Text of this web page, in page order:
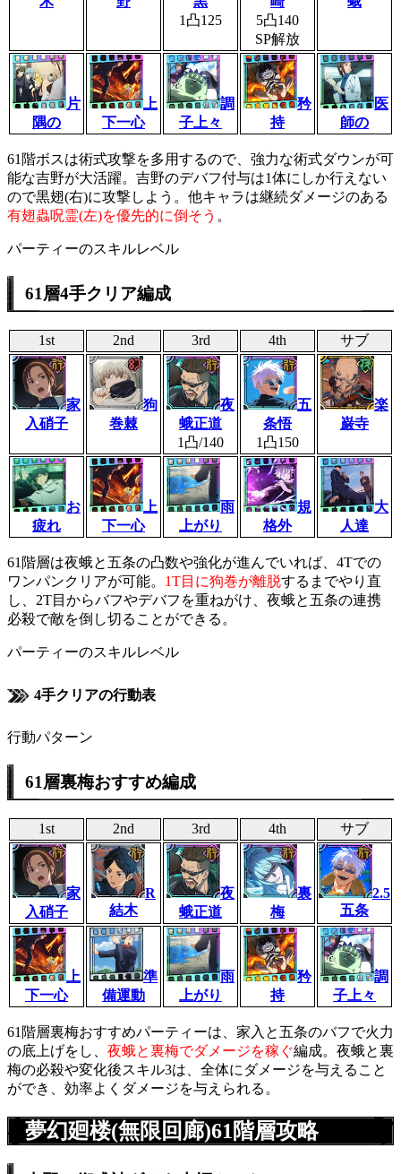
1凸125
5凸140
SP解放
片
隅の
上
下一心
調
子上々
矜
持
医
師の
61階ボスは術式攻撃を多用するので、強力な術式ダウンが可
能な吉野が大活躍。吉野のデバフ付与は1体にしか行えない
ので黒翅(右)に攻撃しよう。他キャラは継続ダメージのある
有翅蟲呪霊(左)を優先的に倒そう 。
パーティーのスキルレベル
61層4手クリア編成
1st 2nd 3rd 4th サブ
家
入硝子
狗
巻棘
夜
蛾正道
1凸/140
五
条悟
1凸150
楽
巌寺
お
疲れ
上
下一心
雨
上がり
規
格外
大
人達
61階層は夜蛾と五条の凸数や強化が進んでいれば、4Tでの
ワンパンクリアが可能。 1T目に狗巻が離脱するまでやり直
し、2T目からバフやデバフを重ねがけ、夜蛾と五条の連携
必殺で敵を倒し切ることができる。
パーティーのスキルレベル
4手クリアの行動表
行動パターン
61層裏梅おすすめ編成
1st 2nd 3rd 4th サブ
家
入硝子
R
結木
夜
蛾正道
裏
梅
2.5
五条
上
下一心
準
備運動
雨
上がり
矜
持
調
子上々
61階層裏梅おすすめパーティーは、家入と五条のバフで火力
の底上げをし、 夜蛾と裏梅でダメージを稼ぐ編成。夜蛾と裏
梅の必殺や変化後スキル3は、全体にダメージを与えること
ができ、効率よくダメージを与えられる。
夢幻廻楼(無限回廊)61階層攻略